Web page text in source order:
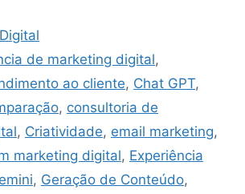
de marketing digital,
ao cliente, Chat GPT,
, consultoria de
, Criatividade, email marketing,
marketing digital, Experiência
, Geração de Conteúdo,